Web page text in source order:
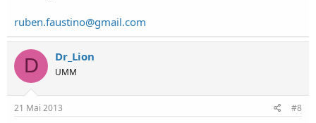
ruben.faustino@gmail.com
D Dr_Lion
UMM
21 Mai 2013 #8